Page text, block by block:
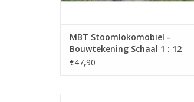
MBT Stoomlokomobiel -
Bouwtekening Schaal 1 : 12
(40.10.001)
€47,90